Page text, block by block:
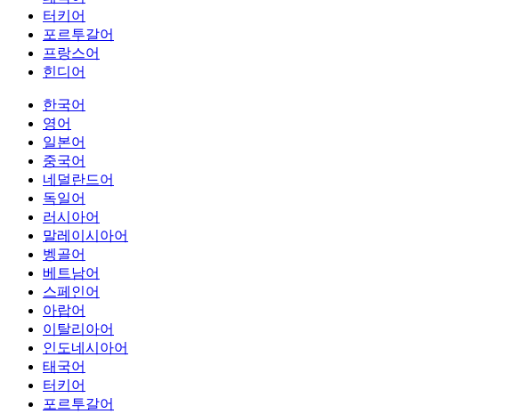
터키어
포르투갈어
프랑스어
힌디어
한국어
영어
일본어
중국어
네덜란드어
독일어
러시아어
말레이시아어
벵골어
베트남어
스페인어
아랍어
이탈리아어
인도네시아어
태국어
터키어
포르투갈어